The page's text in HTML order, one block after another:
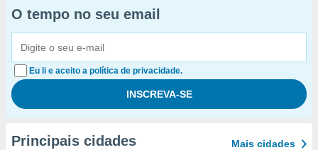
O tempo no seu email
Eu li e aceito a política de privacidade.
Principais cidades Mais cidades